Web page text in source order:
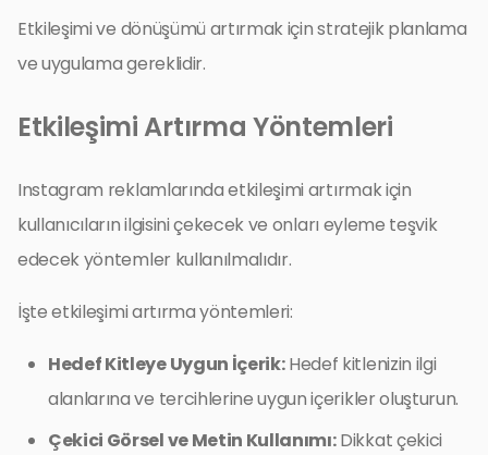
Etkileşimi ve dönüşümü artırmak için stratejik planlama
ve uygulama gereklidir.
Etkileşimi Artırma Yöntemleri
Instagram reklamlarında etkileşimi artırmak için
kullanıcıların ilgisini çekecek ve onları eyleme teşvik
edecek yöntemler kullanılmalıdır.
İşte etkileşimi artırma yöntemleri:
Hedef Kitleye Uygun İçerik:Hedef kitlenizin ilgi
alanlarına ve tercihlerine uygun içerikler oluşturun.
Çekici Görsel ve Metin Kullanımı:Dikkat çekici